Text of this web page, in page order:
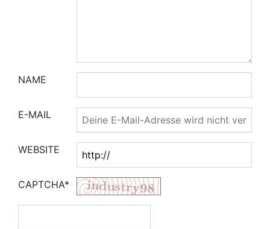
NAME
E-MAIL
WEBSITE
CAPTCHA*